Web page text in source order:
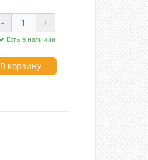
- +
Есть в наличии
В корзину